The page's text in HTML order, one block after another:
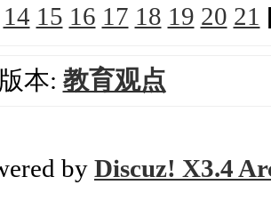
14 15 16 17 18 19 20 21
本: 教育观点
by Discuz! X3.4